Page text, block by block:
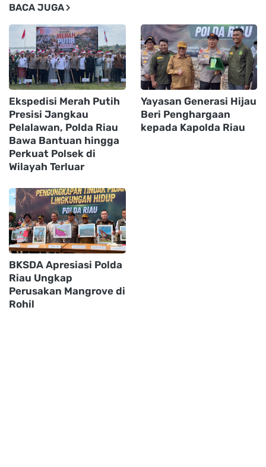
BACA JUGA
Ekspedisi Merah Putih
Presisi Jangkau
Pelalawan, Polda Riau
Bawa Bantuan hingga
Perkuat Polsek di
Wilayah Terluar
Yayasan Generasi Hijau
Beri Penghargaan
kepada Kapolda Riau
BKSDA Apresiasi Polda
Riau Ungkap
Perusakan Mangrove di
Rohil